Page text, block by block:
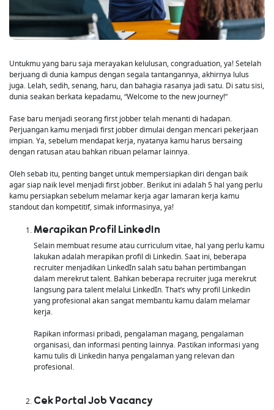
Untukmu yang baru saja merayakan kelulusan, congraduation, ya! Setelah
berjuang di dunia kampus dengan segala tantangannya, akhirnya lulus
juga. Lelah, sedih, senang, haru, dan bahagia rasanya jadi satu. Di satu sisi,
dunia seakan berkata kepadamu, “Welcome to the new journey!”
Fase baru menjadi seorang first jobber telah menanti di hadapan.
Perjuangan kamu menjadi first jobber dimulai dengan mencari pekerjaan
impian. Ya, sebelum mendapat kerja, nyatanya kamu harus bersaing
dengan ratusan atau bahkan ribuan pelamar lainnya.
Oleh sebab itu, penting banget untuk mempersiapkan diri dengan baik
agar siap naik level menjadi first jobber. Berikut ini adalah 5 hal yang perlu
kamu persiapkan sebelum melamar kerja agar lamaran kerja kamu
standout dan kompetitif, simak informasinya, ya!
Merapikan Profil LinkedIn
Selain membuat resume atau curriculum vitae, hal yang perlu kamu
lakukan adalah merapikan profil di Linkedin. Saat ini, beberapa
recruiter menjadikan LinkedIn salah satu bahan pertimbangan
dalam merekrut talent. Bahkan beberapa recruiter juga merekrut
langsung para talent melalui LinkedIn. That’s why profil Linkedin
yang profesional akan sangat membantu kamu dalam melamar
kerja.
Rapikan informasi pribadi, pengalaman magang, pengalaman
organisasi, dan informasi penting lainnya. Pastikan informasi yang
kamu tulis di Linkedin hanya pengalaman yang relevan dan
profesional.
Cek Portal Job Vacancy